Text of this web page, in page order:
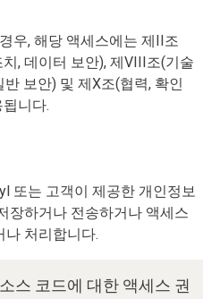
우, 해당 액세스에는 제II조
, 데이터 보안), 제VIII조(기술
보안) 및 제X조(협력, 확인
니다.
또는 고객이 제공한 개인정보
장하거나 전송하거나 액세스
나 처리합니다.
스 코드에 대한 액세스 권